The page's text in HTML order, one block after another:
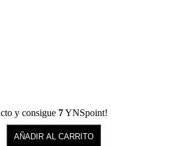
y consigue 7YNSpoint!
AÑADIR AL CARRITO